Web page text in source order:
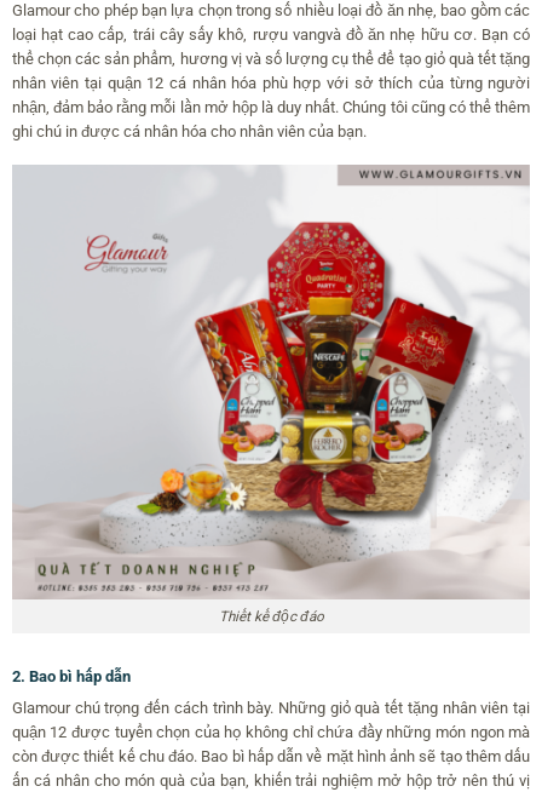
Glamour cho phép bạn lựa chọn trong số nhiều loại đồ ăn nhẹ, bao gồm các
loại hạt cao cấp, trái cây sấy khô, rượu vangvà đồ ăn nhẹ hữu cơ. Bạn có
thể chọn các sản phẩm, hương vị và số lượng cụ thể để tạo giỏ quà tết tặng
nhân viên tại quận 12 cá nhân hóa phù hợp với sở thích của từng người
nhận, đảm bảo rằng mỗi lần mở hộp là duy nhất. Chúng tôi cũng có thể thêm
ghi chú in được cá nhân hóa cho nhân viên của bạn.
Thiết kế độc đáo
2. Bao bì hấp dẫn
Glamour chú trọng đến cách trình bày. Những giỏ quà tết tặng nhân viên tại
quận 12 được tuyển chọn của họ không chỉ chứa đầy những món ngon mà
còn được thiết kế chu đáo. Bao bì hấp dẫn về mặt hình ảnh sẽ tạo thêm dấu
ấn cá nhân cho món quà của bạn, khiến trải nghiệm mở hộp trở nên thú vị